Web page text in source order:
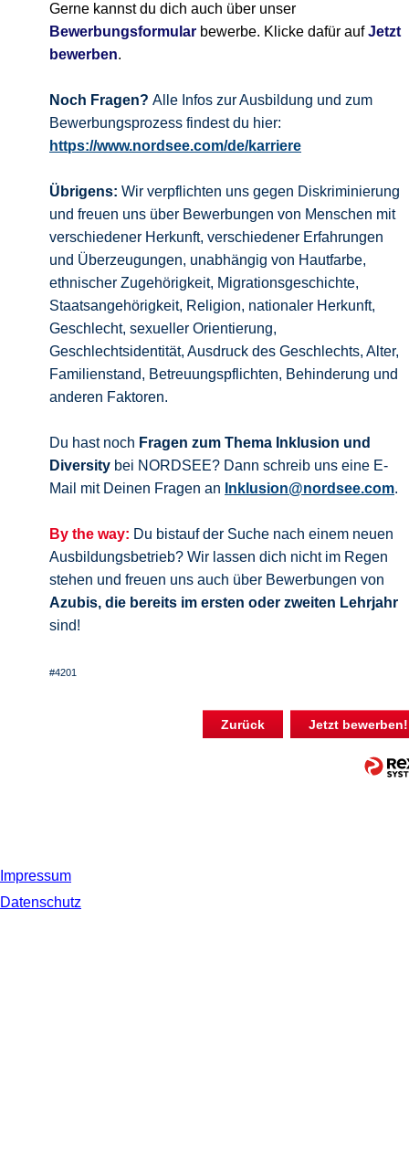
Gerne kannst du dich auch über unser
Bewerbungsformular bewerbe. Klicke dafür aufJetzt
bewerben.
Noch Fragen? Alle Infos zur Ausbildung und zum
Bewerbungsprozess findest du hier:
https://www.nordsee.com/de/karriere
Übrigens: Wir verpflichten uns gegen Diskriminierung
und freuen uns über Bewerbungen von Menschen mit
verschiedener Herkunft, verschiedener Erfahrungen
und Überzeugungen, unabhängig von Hautfarbe,
ethnischer Zugehörigkeit, Migrationsgeschichte,
Staatsangehörigkeit, Religion, nationaler Herkunft,
Geschlecht, sexueller Orientierung,
Geschlechtsidentität, Ausdruck des Geschlechts, Alter,
Familienstand, Betreuungspflichten, Behinderung und
anderen Faktoren.
Du hast noch Fragen zum Thema Inklusion und
Diversity bei NORDSEE? Dann schreib uns eine E-
Mail mit Deinen Fragen an Inklusion@nordsee.com.
By the way: Du bistauf der Suche nach einem neuen
Ausbildungsbetrieb? Wir lassen dich nicht im Regen
stehen und freuen uns auch über Bewerbungen von
Azubis, die bereits im ersten oder zweiten Lehrjahr
sind!
#4201
Zurück Jetzt bewerben!
Impressum
Datenschutz